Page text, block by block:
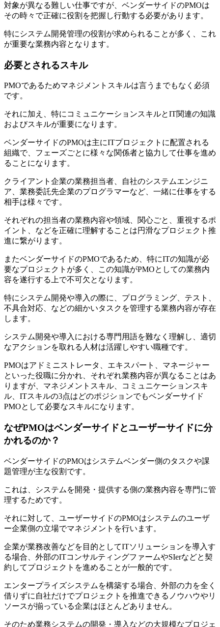
対象が異なる難しい仕事ですが、ベンダーサイドのPMOは
その時々で正確に役割を把握し行動する必要があります。
特にシステム開発管理の役割が求められることが多く、これ
が重要な業務内容となります。
必要とされるスキル
PMOであるためマネジメントスキルは言うまでもなく必須
です。
それに加え、特にコミュニケーションスキルとIT関連の知識
およびスキルが重要になります。
ベンダーサイドのPMOは主にITプロジェクトに配置される
組織で、フェーズごとに様々な関係者と協力して仕事を進め
ることになります。
クライアント企業の業務担当者、自社のシステムエンジニ
ア、業務委託先企業のプログラマーなど、一緒に仕事をする
相手は様々です。
それぞれの担当者の業務内容や領域、関心ごと、重視するポ
イント、などを正確に理解することは円滑なプロジェクト推
進に繋がります。
またベンダーサイドのPMOであるため、特にITの知識が必
要なプロジェクトが多く、この知識がPMOとしての業務内
容を遂行する上で不可欠となります。
特にシステム開発や導入の際に、プログラミング、テスト、
不具合対応、などの細かいタスクを管理する業務内容が存在
します。
システム開発や導入における専門用語を難なく理解し、適切
なアクションを取れる人材は活躍しやすい職種です。
PMOはアドミニストレータ、エキスパート、マネージャー
といった役職に分かれ、それぞれ業務内容が異なることはあ
りますが、マネジメントスキル、コミュニケーションスキ
ル、ITスキルの3点はどのポジションでもベンダーサイド
PMOとして必要なスキルになります。
なぜPMOはベンダーサイドとユーザーサイドに分
かれるのか？
ベンダーサイドのPMOはシステムベンダー側のタスクや課
題管理が主な役割です。
これは、システムを開発・提供する側の業務内容を専門に管
理するためです。
それに対して、ユーザーサイドのPMOはシステムのユーザ
ー企業側の立場でマネジメントを行います。
企業が業務改善などを目的としてITソリューションを導入す
る場合、外部のITコンサルティングファームやSIerなどと契
約してプロジェクトを進めることが一般的です。
エンタープライズシステムを構築する場合、外部の力を全く
借りずに自社だけでプロジェクトを推進できるノウハウやリ
ソースが揃っている企業はほとんどありません。
そのため業務システムの開発・導入などの大規模なプロジェ